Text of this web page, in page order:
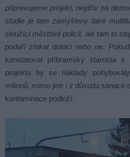
připravujeme projekt, nejdřív na
studie je tam zamýšlený také
sloužící městské policii, ale tam to
podaří získat dotaci nebo ne.
konstatoval příbramský starosta
projektu by se náklady
milionů, mimo jiné i z důvodu sanace
kontaminace podloží.